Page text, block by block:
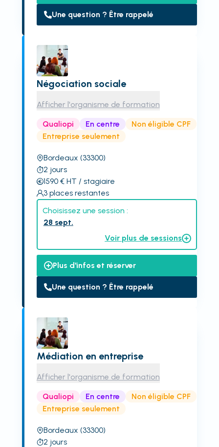
Une question ? Être rappelé
Négociation sociale
Afficher l'organisme de formation
Qualiopi En centre
Non éligible CPF
Entreprise seulement
Bordeaux (33300)
2 jours
1590€ HT / stagiaire
3 places restantes
Choisissez une session :
28 sept.
Voir plus de sessions
Plus d'infos et réserver
Une question ? Être rappelé
Médiation en entreprise
Afficher l'organisme de formation
Qualiopi En centre
Non éligible CPF
Entreprise seulement
Bordeaux (33300)
2 jours